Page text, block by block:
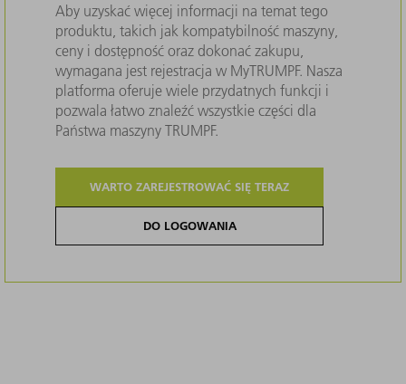
Aby uzyskać więcej informacji na temat tego
produktu, takich jak kompatybilność maszyny,
ceny i dostępność oraz dokonać zakupu,
wymagana jest rejestracja w MyTRUMPF. Nasza
platforma oferuje wiele przydatnych funkcji i
pozwala łatwo znaleźć wszystkie części dla
Państwa maszyny TRUMPF.
WARTO ZAREJESTROWAĆ SIĘ TERAZ
DO LOGOWANIA